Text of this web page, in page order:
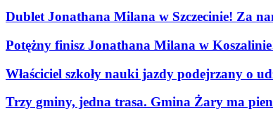
Dublet Jonathana Milana w Szczecinie! Za
Potężny finisz Jonathana Milana w
Właściciel szkoły nauki jazdy podejrzany o
Trzy gminy, jedna trasa. Gmina Żary ma